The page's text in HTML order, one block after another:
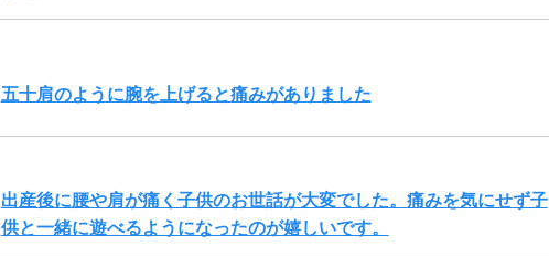
五十肩のように腕を上げると痛みがありました
出産後に腰や肩が痛く子供のお世話が大変でした。痛みを気にせず子
供と一緒に遊べるようになったのが嬉しいです。